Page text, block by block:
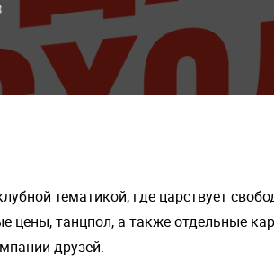
тематикой, где царствует
цены, танцпол, а также отдельные
друзей.